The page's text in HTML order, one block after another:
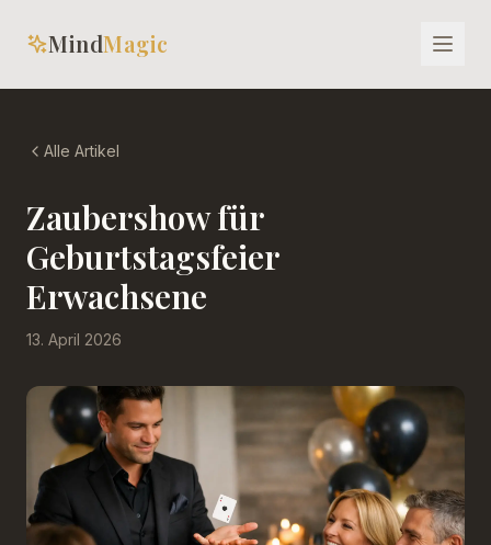
MindMagic
Alle Artikel
Zaubershow für
Geburtstagsfeier
Erwachsene
13. April 2026